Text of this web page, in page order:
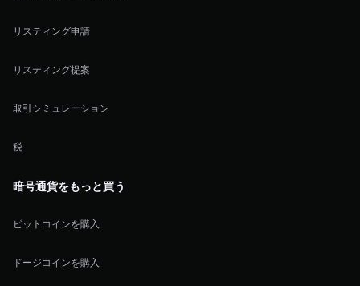
リスティング申請
リスティング提案
取引シミュレーション
税
暗号通貨をもっと買う
ビットコインを購入
ドージコインを購入